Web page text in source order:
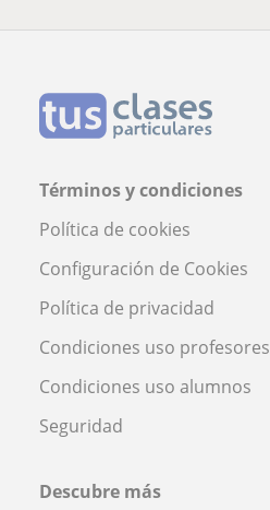
Términos y condiciones
Política de cookies
Configuración de Cookies
Política de privacidad
Condiciones uso profesores
Condiciones uso alumnos
Seguridad
Descubre más